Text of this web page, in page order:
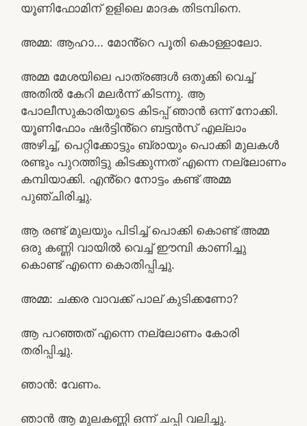
യൂണിഫോമിന് ഉളിലെ മാദക തിടമ്പിനെ.
അമ്മ: ആഹാ… മോൻ്റെ പൂതി കൊള്ളാലോ.
അമ്മ മേശയിലെ പാത്രങ്ങൾ ഒതുക്കി വെച്ച്
അതിൽ കേറി മലർന്ന് കിടന്നു. ആ
പോലീസുകാരിയുടെ കിടപ്പ് ഞാൻ ഒന്ന് നോക്കി.
യൂണിഫോം ഷർട്ടിൻ്റെ ബട്ടൻസ് എല്ലാം
അഴിച്ച്, പെറ്റിക്കോട്ടും ബ്രായും പൊക്കി മുലകൾ
രണ്ടും പുറത്തിട്ടു കിടക്കുന്നത് എന്നെ നല്ലോണം
കമ്പിയാക്കി. എൻ്റെ നോട്ടം കണ്ട് അമ്മ
പുഞ്ചിരിച്ചു.
ആ രണ്ട് മുലയും പിടിച്ച് പൊക്കി കൊണ്ട് അമ്മ
ഒരു കണ്ണി വായിൽ വെച്ച് ഈമ്പി കാണിച്ചു
കൊണ്ട് എന്നെ കൊതിപ്പിച്ചു.
അമ്മ: ചക്കര വാവക്ക് പാല് കുടിക്കണോ?
ആ പറഞ്ഞത് എന്നെ നല്ലോണം കോരി
തരിപ്പിച്ചു.
ഞാൻ: വേണം.
ഞാൻ ആ മുലകണ്ണി ഒന്ന് ചപ്പി വലിച്ചു.